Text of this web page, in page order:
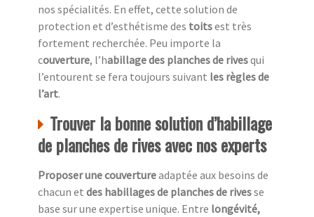
nos spécialités. En effet, cette solution de
protection et d’esthétisme des toitsest très
fortement recherchée. Peu importe la
couverture, l’habillage des planches de rivesqui
l’entourent se fera toujours suivant les règles de
l’art.
Trouver la bonne solution d’habillage
de planches de rives avec nos experts
Proposer une couvertureadaptée aux besoins de
chacun et des habillages de planches de rivesse
base sur une expertise unique. Entre longévité,